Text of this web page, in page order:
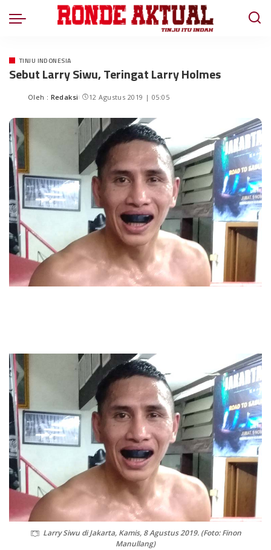
TINJU INDONESIA
Sebut Larry Siwu, Teringat Larry Holmes
Oleh : Redaksi 12 Agustus 2019 | 05:05
Larry Siwu di Jakarta, Kamis, 8 Agustus 2019. (Foto: Finon
Manullang)